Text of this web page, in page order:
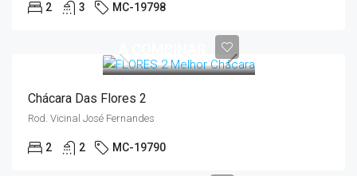
2 3 MC-19798
Chácara Das Flores 2
Rod. Vicinal José Fernandes
2 2 MC-19790